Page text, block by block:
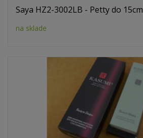
Saya HZ2-3002LB - Petty do 15cm
na sklade